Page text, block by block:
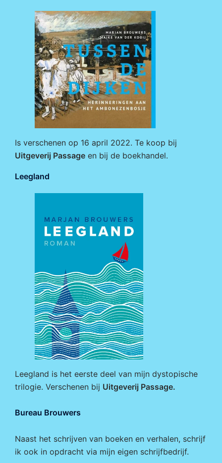
Is verschenen op 16 april 2022. Te koop bij
Uitgeverij Passage en bij de boekhandel.
Leegland
Leegland is het eerste deel van mijn dystopische
trilogie. Verschenen bij Uitgeverij Passage.
Bureau Brouwers
Naast het schrijven van boeken en verhalen, schrijf
ik ook in opdracht via mijn eigen schrijfbedrijf.